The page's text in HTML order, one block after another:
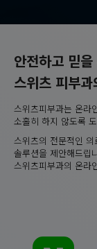
안전하고 믿
스위츠 피부
스위츠피부과는 온라
소홀히 하지 않도록
스위츠의 전문적인
솔루션을 제안해드립
스위츠피부과의 온라